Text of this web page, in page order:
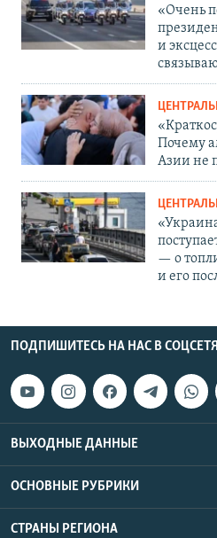
«Очень
и
Почему
Азии не
— о
и его
ПОДПИШИТЕСЬ НА НАС В
ВЫХОДНЫЕ ДАННЫЕ
ОСНОВНЫЕ РУБРИКИ
СТРАНЫ РЕГИОНА